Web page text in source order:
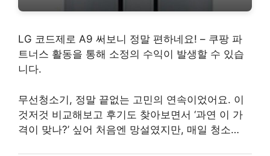
LG 코드제로 A9 써보니 정말 편하네요! – 쿠팡 파
트너스 활동을 통해 소정의 수익이 발생할 수 있습
니다.
무선청소기, 정말 끝없는 고민의 연속이었어요. 이
것저것 비교해보고 후기도 찾아보면서 ‘과연 이 가
격이 맞나?’ 싶어 처음엔 망설였지만, 매일 청소…